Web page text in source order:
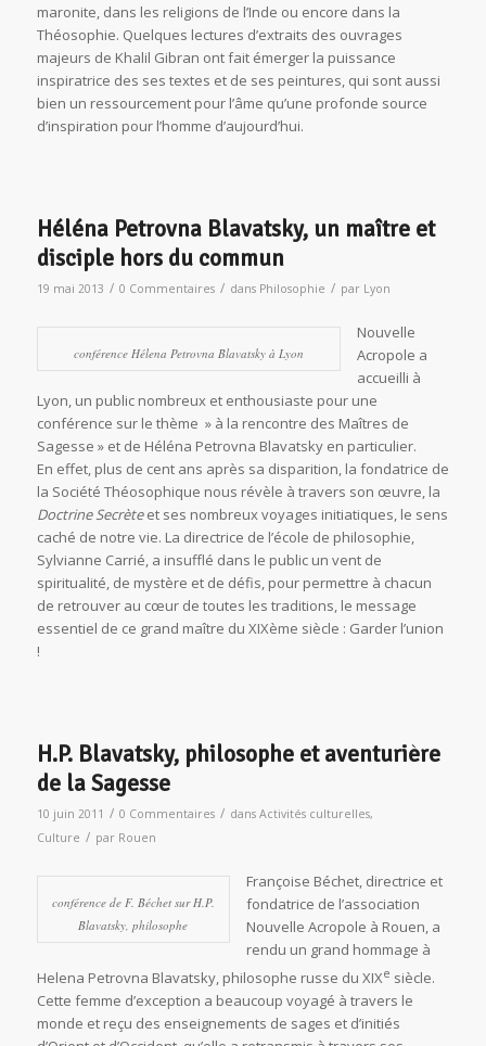
maronite, dans les religions de l’Inde ou encore dans la
Théosophie. Quelques lectures d’extraits des ouvrages
majeurs de Khalil Gibran ont fait émerger la puissance
inspiratrice des ses textes et de ses peintures, qui sont aussi
bien un ressourcement pour l’âme qu’une profonde source
d’inspiration pour l’homme d’aujourd’hui.
Héléna Petrovna Blavatsky, un maître et
disciple hors du commun
19 mai 2013 / 0 Commentaires / dans Philosophie / par Lyon
conférence Hélena Petrovna Blavatsky à Lyon
Nouvelle
Acropole a
accueilli à
Lyon, un public nombreux et enthousiaste pour une
conférence sur le thème » à la rencontre des Maîtres de
Sagesse » et de Héléna Petrovna Blavatsky en particulier.
En effet, plus de cent ans après sa disparition, la fondatrice de
la Société Théosophique nous révèle à travers son œuvre, la
Doctrine Secrèteet ses nombreux voyages initiatiques, le sens
caché de notre vie. La directrice de l’école de philosophie,
Sylvianne Carrié, a insufflé dans le public un vent de
spiritualité, de mystère et de défis, pour permettre à chacun
de retrouver au cœur de toutes les traditions, le message
essentiel de ce grand maître du XIXème siècle : Garder l’union
!
H.P. Blavatsky, philosophe et aventurière
de la Sagesse
10 juin 2011 / 0 Commentaires / dans Activités culturelles,
Culture / par Rouen
conférence de F. Béchet sur H.P.
Blavatsky, philosophe
Françoise Béchet, directrice et
fondatrice de l’association
Nouvelle Acropole à Rouen, a
rendu un grand hommage à
Helena Petrovna Blavatsky, philosophe russe du XIXe siècle.
Cette femme d’exception a beaucoup voyagé à travers le
monde et reçu des enseignements de sages et d’initiés